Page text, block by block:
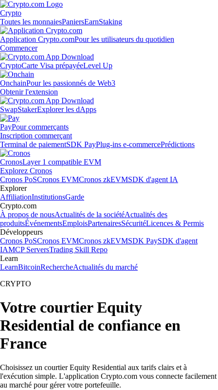
Crypto
Toutes les monnaiesPaniersEarnStaking
Application Crypto.comPour les utilisateurs du quotidien
Commencer
CryptoCarte Visa prépayéeLevel Up
OnchainPour les passionnés de Web3
Obtenir l'extension
SwapStakerExplorer les dApps
PayPour commerçants
Inscription commerçant
Terminal de paiementSDK PayPlug-ins e-commercePrédictions
CronosLayer 1 compatible EVM
Explorez Cronos
Cronos PoSCronos EVMCronos zkEVMSDK d'agent IA
Explorer
AffiliationInstitutionsGarde
Crypto.com
À propos de nousActualités de la sociétéActualités des
produitsÉvénementsEmploisPartenairesSécuritéLicences & Permis
Développeurs
Cronos PoSCronos EVMCronos zkEVMSDK PaySDK d'agent
IAMCP ServersTrading Skill Repo
Learn
LearnBitcoinRechercheActualités du marché
CRYPTO
Votre courtier Equity
Residential de confiance en
France
Choisissez un courtier Equity Residential aux tarifs clairs et à
l'exécution simple. L'application Crypto.com vous connecte facilement
au marché pour gérer votre portefeuille.